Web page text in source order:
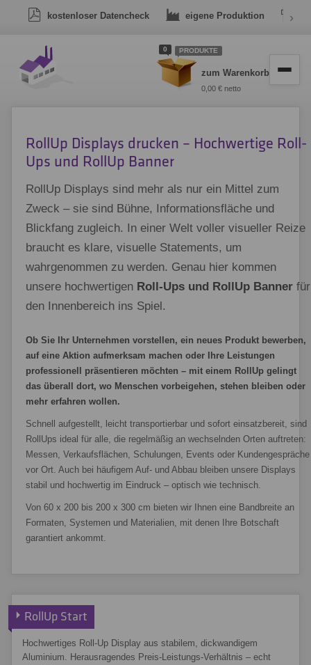
kostenloser Datencheck eigene Produktion ›
0 PRODUKTE
zum Warenkorb
0,00 € netto
RollUp Displays drucken – Hochwertige Roll-
Ups und RollUp Banner
RollUp Displays sind mehr als nur ein Mittel zum
Zweck – sie sind Bühne, Informationsfläche und
Blickfang zugleich. In einer Welt voller visueller Reize
braucht es klare, visuelle Statements, um
wahrgenommen zu werden. Genau hier kommen
unsere hochwertigen Roll-Ups und RollUp Banner für
den Innenbereich ins Spiel.
Ob Sie Ihr Unternehmen vorstellen, ein neues Produkt bewerben,
auf eine Aktion aufmerksam machen oder Ihre Leistungen
professionell präsentieren möchten – mit einem RollUp gelingt
das überall dort, wo Menschen vorbeigehen, stehen bleiben oder
mehr erfahren wollen.
Schnell aufgestellt, leicht transportierbar und sofort einsatzbereit, sind
RollUps ideal für alle, die regelmäßig an wechselnden Orten auftreten:
Messen, Verkaufsflächen, Schulungen, Events oder Kundengespräche
vor Ort. Auch bei häufigem Auf- und Abbau bleiben unsere Displays
stabil und hochwertig im Eindruck – optisch wie technisch.
Von 60 x 200 bis 200 x 300 cm bieten wir Ihnen eine Bandbreite an
Formaten, Systemen und Materialien, mit denen Ihre Botschaft
garantiert ankommt.
RollUp Start
Hochwertiges Roll-Up Display aus stabilem, dickwandigem
Aluminium. Herausragendes Preis-Leistungs-Verhältnis – echt